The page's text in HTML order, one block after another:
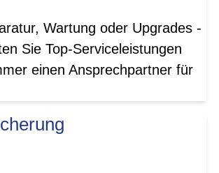
Wartung oder Upgrades -
Sie Top-Serviceleistungen
einen Ansprechpartner für